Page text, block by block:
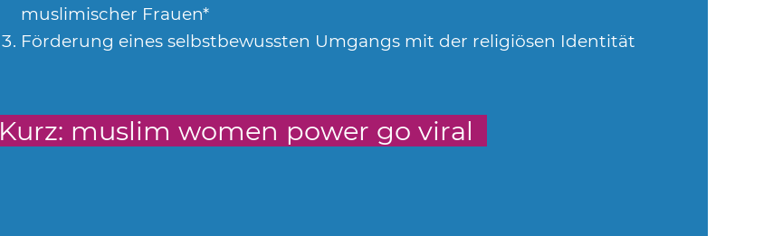
muslimischer Frauen*
Förderung eines selbstbewussten Umgangs mit der religiösen Identität
Kurz: muslim women power go viral